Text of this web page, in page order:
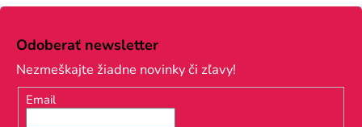
Z
Odoberať newsletter
Nezmeškajte žiadne novinky či zľavy!
Email